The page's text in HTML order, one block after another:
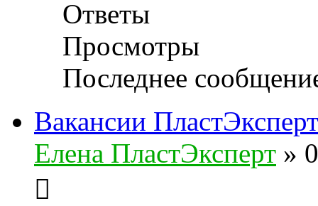
Ответы
Просмотры
Последнее
Вакансии ПластЭксперт
Елена ПластЭксперт »